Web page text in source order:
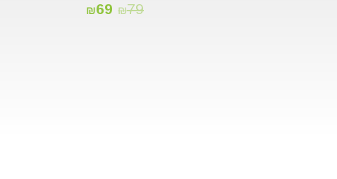
₪79
₪69